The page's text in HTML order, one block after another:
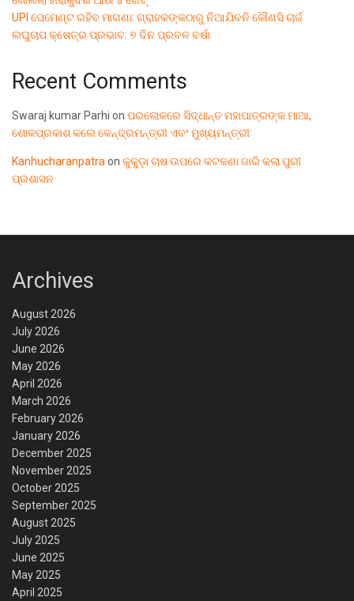
UPI ପେମେଣ୍ଟ ରହିବ ମାଗଣା: ଗ୍ରାହକଙ୍କଠାରୁ ନିଆଯିବନି କୌଣସି ଚାର୍ଜ
ଲଘୁଚାପ କ୍ଷେତ୍ର ପ୍ରଭାବ: ୭ ଦିନ ପ୍ରବଳ ବର୍ଷା
Recent Comments
Swaraj kumar Parhi on ପରଲୋକରେ ସିଦ୍ଧାନ୍ତ ମହାପାତ୍ରଙ୍କ ମାଆ,
ଶୋକପ୍ରକାଶ କଲେ କେନ୍ଦ୍ରମନ୍ତ୍ରୀ ଏବଂ ମୁଖ୍ୟମନ୍ତ୍ରୀ
Kanhucharanpatra on କୁକୁଡ଼ା ଚାଷ ଉପରେ କଟକଣା ଜାରି କଲା ପୁରୀ
ପ୍ରଶାସନ
Archives
August 2026
July 2026
June 2026
May 2026
April 2026
March 2026
February 2026
January 2026
December 2025
November 2025
October 2025
September 2025
August 2025
July 2025
June 2025
May 2025
April 2025